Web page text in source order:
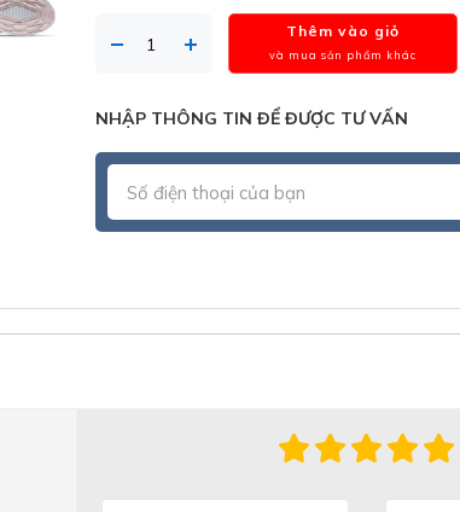
Thêm vào giỏ
và mua sản phẩm khác
NHẬP THÔNG TIN ĐỂ ĐƯỢC TƯ VẤN